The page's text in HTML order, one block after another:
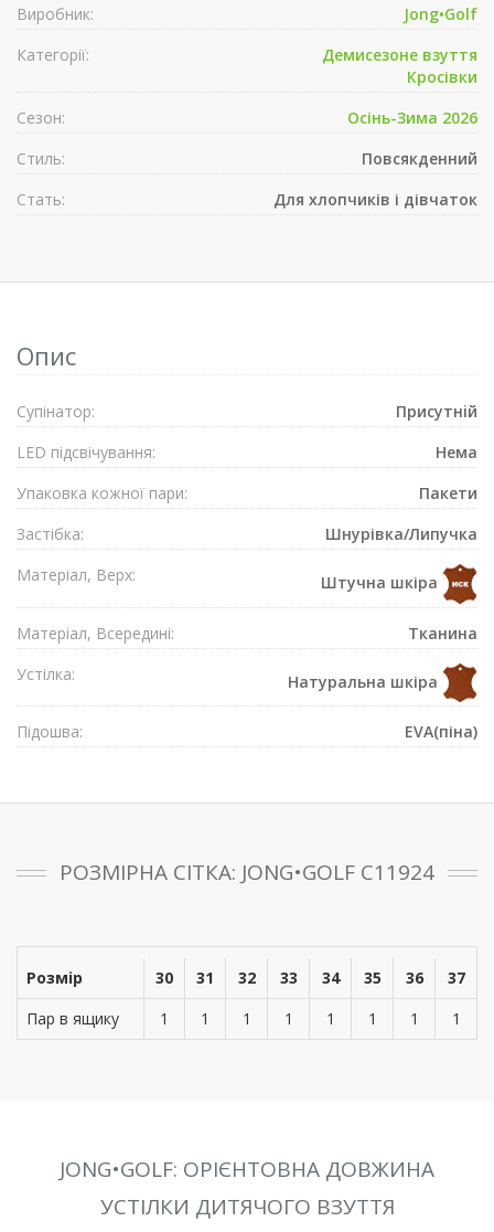
Виробник:
Jong•Golf
Категорії:
Демисезонe взуття
Кросівки
Сезон:
Осінь-Зима 2026
Стиль:
Повсякденний
Стать:
Для хлопчиків і дівчаток
Опис
Супiнатор:
Присутнiй
LED підсвічування:
Нема
Упаковка кожної пари:
Пакети
Застібка:
Шнурівка/Липучка
Матеріал, Верх:
Штучна шкіра
Матеріал, Всередині:
Тканина
Устілка:
Натуральна шкіра
Підошва: EVA(піна)
РОЗМІРНА СІТКА: JONG•GOLF C11924
Розмір 30 31 32 33 34 35 36
37
Пар в ящику
1 1 1 1 1 1 1 1
JONG•GOLF: ОРІЄНТОВНА ДОВЖИНА
УСТІЛКИ ДИТЯЧОГО ВЗУТТЯ